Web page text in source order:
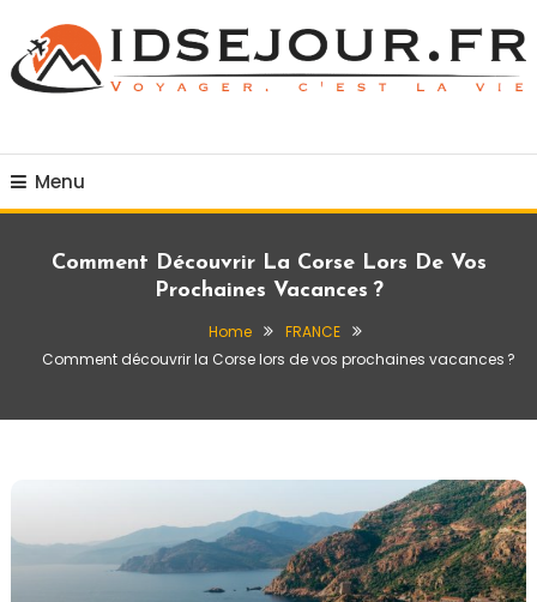
Content
Menu
Comment Découvrir La Corse Lors De Vos
Prochaines Vacances ?
Home
FRANCE
Comment découvrir la Corse lors de vos prochaines vacances ?